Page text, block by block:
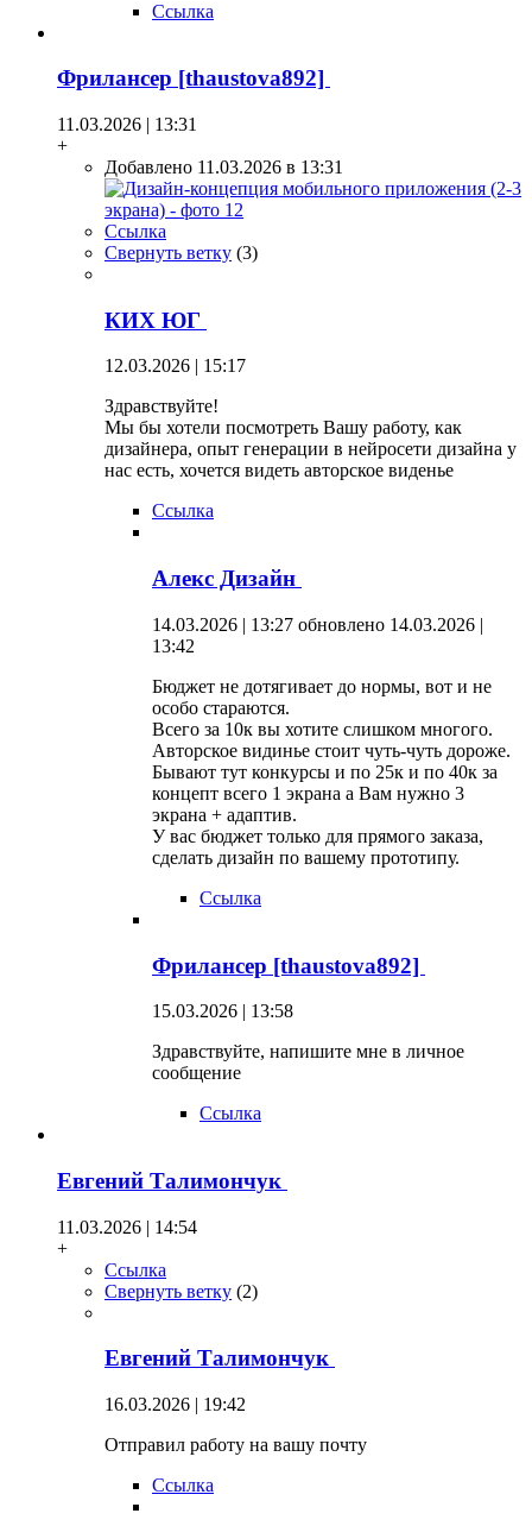
Ссылка
Фрилансер [thaustova892]
11.03.2026 | 13:31
+
Добавлено 11.03.2026 в 13:31
Ссылка
Свернуть ветку (3)
КИХ ЮГ
12.03.2026 | 15:17
Здравствуйте!
Мы бы хотели посмотреть Вашу работу, как
дизайнера, опыт генерации в нейросети дизайна у
нас есть, хочется видеть авторское виденье
Ссылка
Алекс Дизайн
14.03.2026 | 13:27 обновлено 14.03.2026 |
13:42
Бюджет не дотягивает до нормы, вот и не
особо стараются.
Всего за 10к вы хотите слишком многого.
Авторское видинье стоит чуть-чуть дороже.
Бывают тут конкурсы и по 25к и по 40к за
концепт всего 1 экрана а Вам нужно 3
экрана + адаптив.
У вас бюджет только для прямого заказа,
сделать дизайн по вашему прототипу.
Ссылка
Фрилансер [thaustova892]
15.03.2026 | 13:58
Здравствуйте, напишите мне в личное
сообщение
Ссылка
Евгений Талимончук
11.03.2026 | 14:54
+
Ссылка
Свернуть ветку (2)
Евгений Талимончук
16.03.2026 | 19:42
Отправил работу на вашу почту
Ссылка